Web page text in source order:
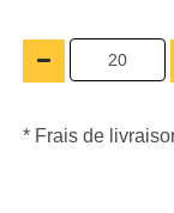
* Frais de